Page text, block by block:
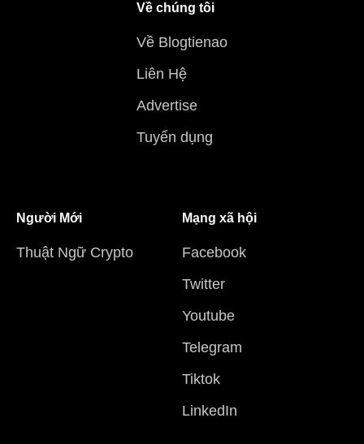
Về chúng tôi
Về Blogtienao
Liên Hệ
Advertise
Tuyển dụng
Người Mới
Thuật Ngữ Crypto
Mạng xã hội
Facebook
Twitter
Youtube
Telegram
Tiktok
LinkedIn